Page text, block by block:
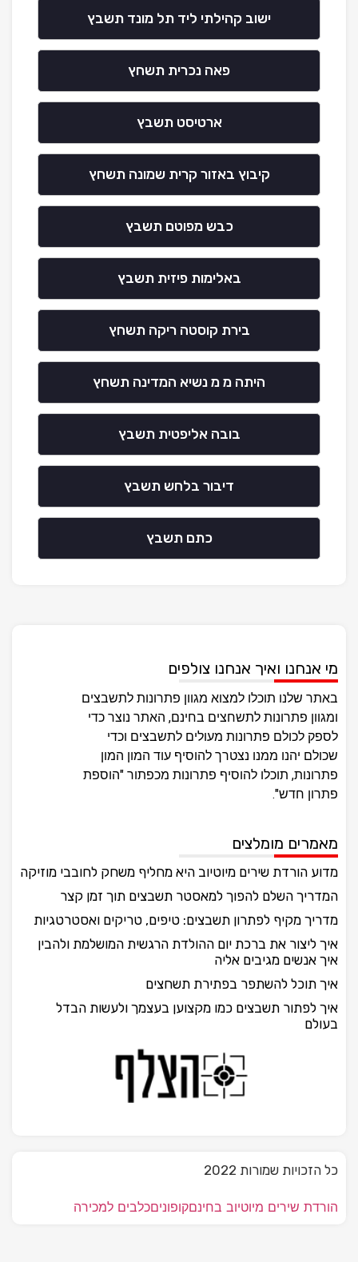
ישוב קהילתי ליד תל מונד תשבץ
פאה נכרית תשחץ
ארטיסט תשבץ
קיבוץ באזור קרית שמונה תשחץ
כבש מפוטם תשבץ
באלימות פיזית תשבץ
בירת קוסטה ריקה תשחץ
היתה מ מ נשיא המדינה תשחץ
בובה אליפטית תשבץ
דיבור בלחש תשבץ
כתם תשבץ
מי אנחנו ואיך אנחנו צולפים
באתר שלנו תוכלו למצוא מגוון פתרונות לתשבצים
ומגוון פתרונות לתשחצים בחינם, האתר נוצר כדי
לספק לכולם פתרונות מעולים לתשבצים וכדי
שכולם יהנו ממנו נצטרך להוסיף עוד המון המון
פתרונות, תוכלו להוסיף פתרונות מכפתור "הוספת
פתרון חדש".
מאמרים מומלצים
מדוע הורדת שירים מיוטיוב היא מחליף משחק לחובבי מוזיקה
המדריך השלם להפוך למאסטר תשבצים תוך זמן קצר
מדריך מקיף לפתרון תשבצים: טיפים, טריקים ואסטרטגיות
איך ליצור את ברכת יום ההולדת הרגשית המושלמת ולהבין
איך אנשים מגיבים אליה
איך תוכל להשתפר בפתירת תשחצים
איך לפתור תשבצים כמו מקצוען בעצמך ולעשות הבדל
בעולם
כל הזכויות שמורות 2022
הורדת שירים מיוטיוב בחינםקופוניםכלבים למכירה